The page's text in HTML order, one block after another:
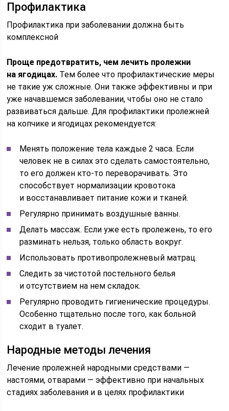
Профилактика
Профилактика при заболевании должна быть
комплексной
Проще предотвратить, чем лечить пролежни
на ягодицах. Тем более что профилактические меры
не такие уж сложные. Они также эффективны и при
уже начавшемся заболевании, чтобы оно не стало
развиваться дальше. Для профилактики пролежней
на копчике и ягодицах рекомендуется:
Менять положение тела каждые 2 часа. Если
человек не в силах это сделать самостоятельно,
то его должен кто-то переворачивать. Это
способствует нормализации кровотока
и восстанавливает питание кожи и тканей.
Регулярно принимать воздушные ванны.
Делать массаж. Если уже есть пролежень, то его
разминать нельзя, только область вокруг.
Использовать противопролежневый матрац.
Следить за чистотой постельного белья
и отсутствием на нем складок.
Регулярно проводить гигиенические процедуры.
Особенно тщательно после того, как больной
сходит в туалет.
Народные методы лечения
Лечение пролежней народными средствами —
настоями, отварами — эффективно при начальных
стадиях заболевания и в целях профилактики